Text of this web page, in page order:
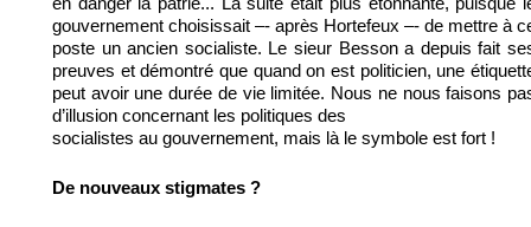
gouvernement choisissait –- après Hortefeux –- de mettre à
poste un ancien socialiste. Le sieur Besson a depuis fait
preuves et démontré que quand on est politicien, une
peut avoir une durée de vie limitée. Nous ne nous faisons
d’illusion concernant les politiques des
socialistes au gouvernement, mais là le symbole est fort !
De nouveaux stigmates ?